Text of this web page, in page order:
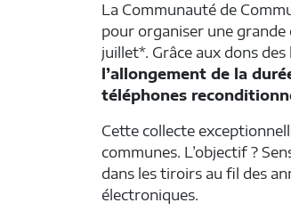
La Communauté de
pour organiser une grande
juillet*. Grâce aux dons
l’allongement de la
téléphones
Cette collecte
communes. L’objectif ?
dans les tiroirs au fil des
électroniques.